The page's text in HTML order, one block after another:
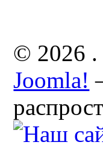
© 2026 .
Joomla!